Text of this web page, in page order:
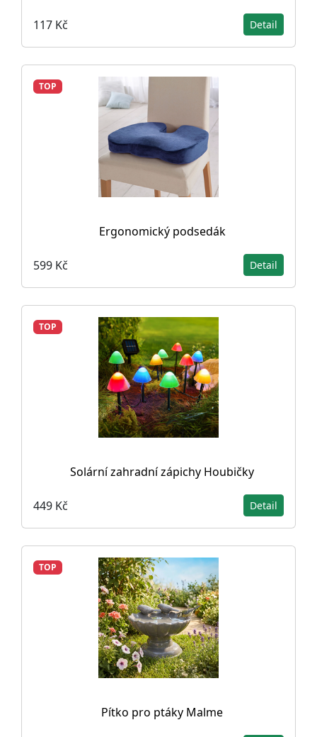
117 Kč Detail
TOP
Ergonomický podsedák
599 Kč Detail
TOP
Solární zahradní zápichy Houbičky
449 Kč Detail
TOP
Pítko pro ptáky Malme